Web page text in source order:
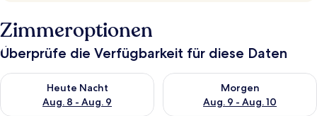
Zimmeroptionen
Überprüfe die Verfügbarkeit für diese Daten
Heute Nacht
Aug. 8 - Aug. 9
Überprüfe die Verfügbarkeit für heute Nacht, Aug. 8 - Aug. 9.
Morgen
Aug. 9 - Aug. 10
Überprüfe die Verfügbarkeit